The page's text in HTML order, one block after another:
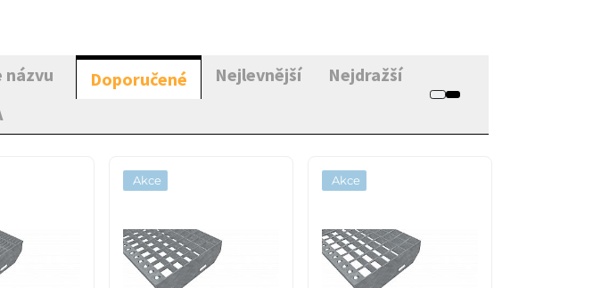
názvu
Doporučené Nejlevnější Nejdražší
Akce Akce